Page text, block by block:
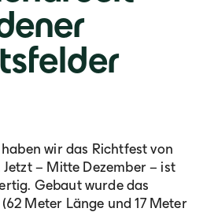
wir das Richtfest von
– Mitte Dezember – ist
Gebaut wurde das
Meter Länge und 17 Meter